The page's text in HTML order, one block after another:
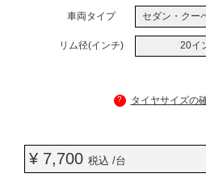
車両タイプ セダン・クー
リム径(インチ) 20イ
? タイヤサイズの
¥ 7,700 税込 /台